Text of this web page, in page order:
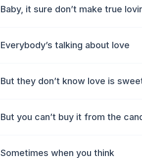
Baby, it sure don’t make true
Everybody’s talking about love
But they don’t know love is
But you can’t buy it from the
Sometimes when you think